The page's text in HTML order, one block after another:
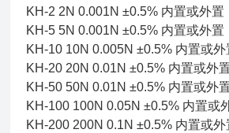
KH-2 2N 0.001N ±0.5% 内置或外置
KH-5 5N 0.001N ±0.5% 内置或外置
KH-10 10N 0.005N ±0.5% 内置或外
KH-20 20N 0.01N ±0.5% 内置或外
KH-50 50N 0.01N ±0.5% 内置或外
KH-100 100N 0.05N ±0.5% 内置或
KH-200 200N 0.1N ±0.5% 内置或外